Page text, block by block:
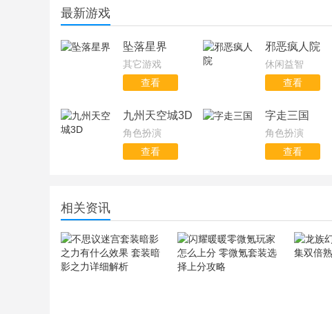
最新游戏
坠落星界
其它游戏
查看
邪恶疯人院
休闲益智
查看
九州天空城3D
角色扮演
查看
字走三国
角色扮演
查看
相关资讯